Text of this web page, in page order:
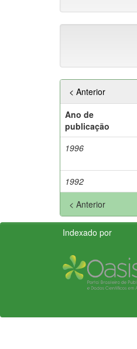
< Anterior
Ano de
publicação
1996
1992
< Anterior
Indexado por